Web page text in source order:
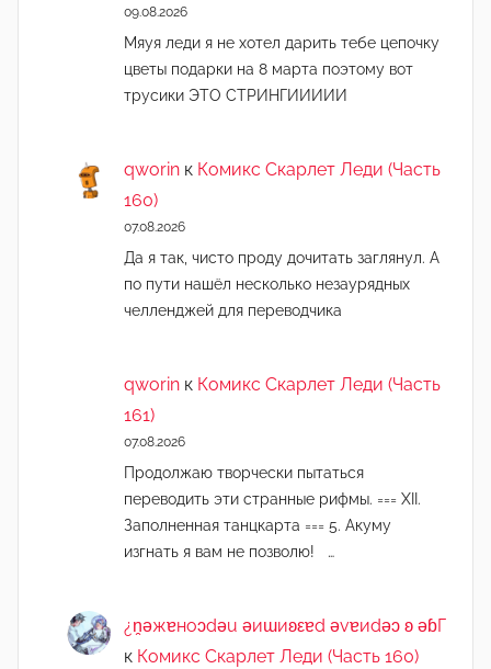
09.08.2026
Мяуя леди я не хотел дарить тебе цепочку
цветы подарки на 8 марта поэтому вот
трусики ЭТО СТРИНГИИИИИ
qworin к Комикс Скарлет Леди (Часть
160)
07.08.2026
Да я так, чисто проду дочитать заглянул. А
по пути нашёл несколько незаурядных
челленджей для переводчика
qworin к Комикс Скарлет Леди (Часть
161)
07.08.2026
Продолжаю творчески пытаться
переводить эти странные рифмы. === XII.
Заполненная танцкарта === 5. Акуму
изгнать я вам не позволю! …
¿n̯ǝжɐноɔdǝu ǝиɯиʚεɐd ǝvɐиdǝɔ ʚ ǝɓГ
к Комикс Скарлет Леди (Часть 160)